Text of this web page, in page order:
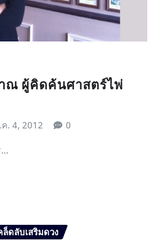
ณ ผู้คิดค้นศาสตร์ไพ่
. 4, 2012 0
ล็ดลับเสริมดวง